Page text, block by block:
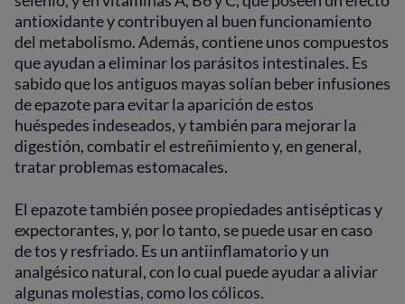
antioxidante y contribuyen al buen funcionamiento
del metabolismo. Además, contiene unos compuestos
que ayudan a eliminar los parásitos intestinales. Es
sabido que los antiguos mayas solían beber infusiones
de epazote para evitar la aparición de estos
huéspedes indeseados, y también para mejorar la
digestión, combatir el estreñimiento y, en general,
tratar problemas estomacales.
El epazote también posee propiedades antisépticas y
expectorantes, y, por lo tanto, se puede usar en caso
de tos y resfriado. Es un antiinflamatorio y un
analgésico natural, con lo cual puede ayudar a aliviar
algunas molestias, como los cólicos.